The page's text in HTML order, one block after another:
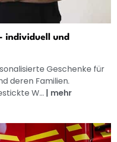
individuell und
Geschenke für
deren Familien.
W... | mehr